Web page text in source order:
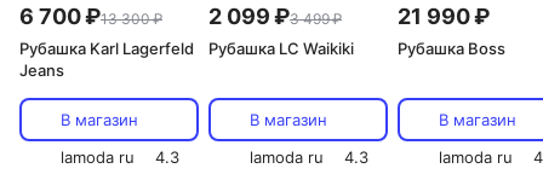
6 700 ₽13 300 ₽
Рубашка Karl Lagerfeld
Jeans
В магазин
lamoda ru
4.3
2 099 ₽3 499 ₽
Рубашка LC Waikiki
В магазин
lamoda ru
4.3
21 990 ₽
Рубашка Boss
В магазин
lamoda ru